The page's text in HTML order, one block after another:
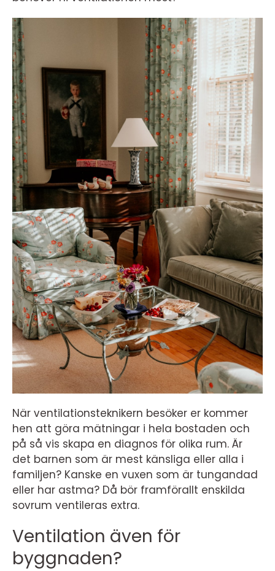
När ventilationsteknikern besöker er kommer
hen att göra mätningar i hela bostaden och
på så vis skapa en diagnos för olika rum. Är
det barnen som är mest känsliga eller alla i
familjen? Kanske en vuxen som är tungandad
eller har astma? Då bör framförallt enskilda
sovrum ventileras extra.
Ventilation även för
byggnaden?